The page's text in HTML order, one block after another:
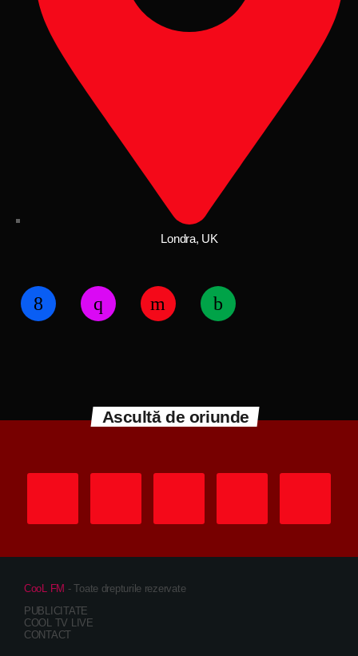
Londra, UK
Ascultă de oriunde
CooL FM - Toate drepturile rezervate
PUBLICITATE
COOL TV LIVE
CONTACT